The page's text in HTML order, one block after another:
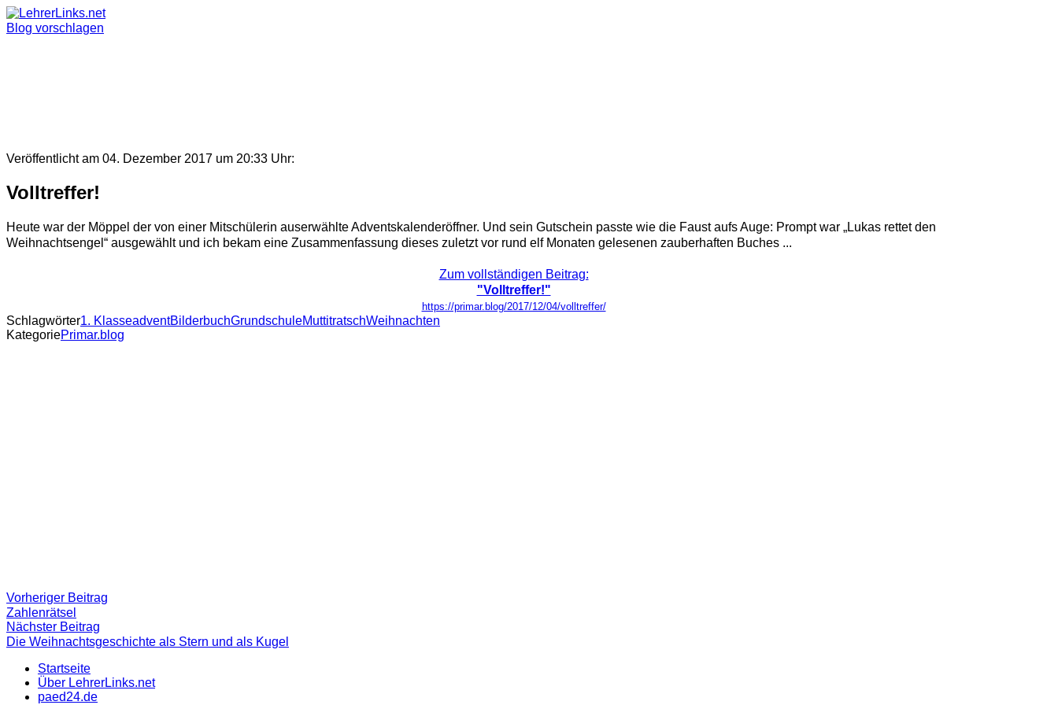
Skip
to
Blog vorschlagen
Veröffentlicht am 04. Dezember 2017 um 20:33 Uhr:
Volltreffer!
Heute war der Möppel der von einer Mitschülerin auserwählte Adventskalenderöffner. Und sein Gutschein passte wie die Faust aufs Auge: Prompt war „Lukas rettet den
Weihnachtsengel“ ausgewählt und ich bekam eine Zusammenfassung dieses zuletzt vor rund elf Monaten gelesenen zauberhaften Buches ...
Zum vollständigen Beitrag:
"Volltreffer!"
https://primar.blog/2017/12/04/volltreffer/
Schlagwörter1. KlasseadventBilderbuchGrundschuleMuttitratschWeihnachten
KategoriePrimar.blog
Beitragsnavigation
Vorheriger Beitrag
Zahlenrätsel
Nächster Beitrag
Beitrag
Die Weihnachtsgeschichte als Stern und als Kugel
Startseite
Über LehrerLinks.net
paed24.de